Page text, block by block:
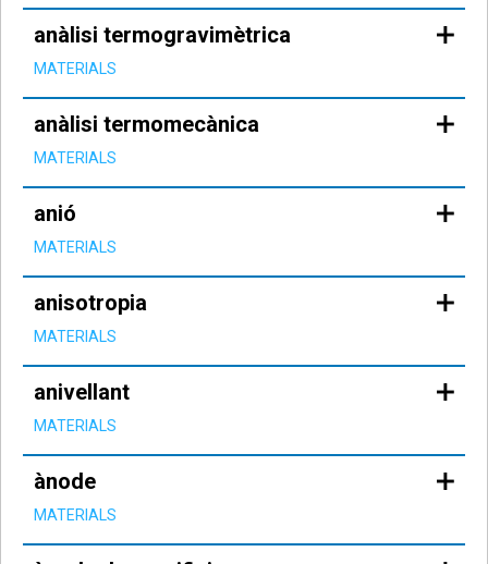
anàlisi termogravimètrica
MATERIALS
anàlisi termomecànica
MATERIALS
anió
MATERIALS
anisotropia
MATERIALS
anivellant
MATERIALS
ànode
MATERIALS